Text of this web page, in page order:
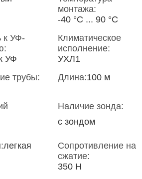
монтажа:
-40 °С ... 90 °С
к УФ-
УФ
Климатическое
исполнение:
УХЛ1
трубы:
Длина:100 м
Наличие зонда:
с зондом
легкая
Сопротивление на
сжатие:
350 Н